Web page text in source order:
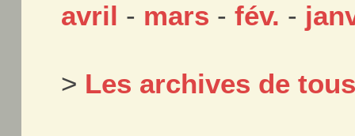
avril - mars -fév. -
> Les archives de